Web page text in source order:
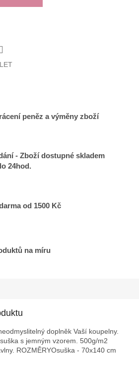
peněz a výměny zboží
- Zboží dostupné skladem
24hod.
od 1500 Kč
na míru
doplněk Vaší koupelny.
s jemným vzorem. 500g/m2
ROZMĚRYOsuška - 70x140 cm